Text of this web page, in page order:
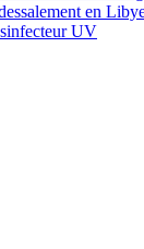
en
UV